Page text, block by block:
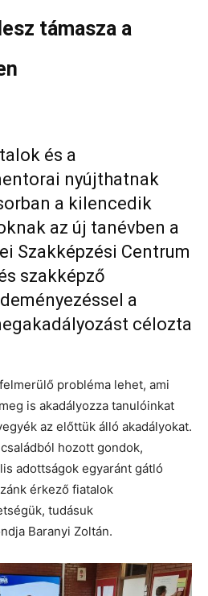
támasza a
és a
nyújthatnak
a kilencedik
az új tanévben a
Szakképzési Centrum
szakképző
a
célozta
probléma lehet, ami
is akadályozza tanulóinkat
az előttük álló akadályokat.
hozott gondok,
adottságok egyaránt gátló
érkező fiatalok
tudásuk
Baranyi Zoltán.